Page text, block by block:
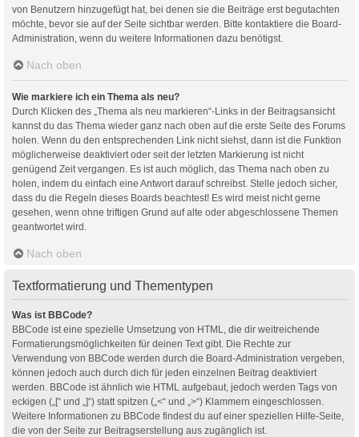
von Benutzern hinzugefügt hat, bei denen sie die Beiträge erst begutachten
möchte, bevor sie auf der Seite sichtbar werden. Bitte kontaktiere die Board-
Administration, wenn du weitere Informationen dazu benötigst.
Nach oben
Wie markiere ich ein Thema als neu?
Durch Klicken des „Thema als neu markieren“-Links in der Beitragsansicht
kannst du das Thema wieder ganz nach oben auf die erste Seite des Forums
holen. Wenn du den entsprechenden Link nicht siehst, dann ist die Funktion
möglicherweise deaktiviert oder seit der letzten Markierung ist nicht
genügend Zeit vergangen. Es ist auch möglich, das Thema nach oben zu
holen, indem du einfach eine Antwort darauf schreibst. Stelle jedoch sicher,
dass du die Regeln dieses Boards beachtest! Es wird meist nicht gerne
gesehen, wenn ohne triftigen Grund auf alte oder abgeschlossene Themen
geantwortet wird.
Nach oben
Textformatierung und Thementypen
Was ist BBCode?
BBCode ist eine spezielle Umsetzung von HTML, die dir weitreichende
Formatierungsmöglichkeiten für deinen Text gibt. Die Rechte zur
Verwendung von BBCode werden durch die Board-Administration vergeben,
können jedoch auch durch dich für jeden einzelnen Beitrag deaktiviert
werden. BBCode ist ähnlich wie HTML aufgebaut, jedoch werden Tags von
eckigen („[“ und „]“) statt spitzen („<“ und „>“) Klammern eingeschlossen.
Weitere Informationen zu BBCode findest du auf einer speziellen Hilfe-Seite,
die von der Seite zur Beitragserstellung aus zugänglich ist.